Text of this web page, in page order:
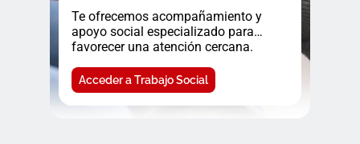
Te ofrecemos acompañamiento y
apoyo social especializado para
favorecer una atención cercana.
Acceder a Trabajo Social